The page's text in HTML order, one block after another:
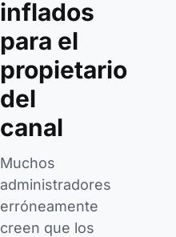
inflados
para el
propietario
del
canal
Muchos
administradores
erróneamente
creen que los